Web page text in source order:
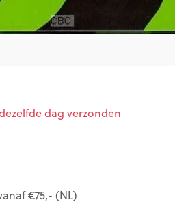
dag verzonden
€75,- (NL)